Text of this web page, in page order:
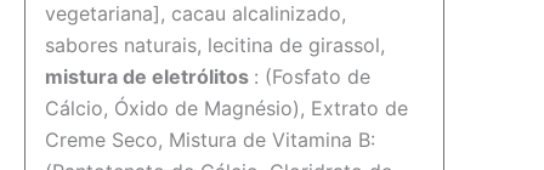
vegetariana], cacau alcalinizado,
sabores naturais, lecitina de girassol,
mistura de eletrólitos : (Fosfato de
Cálcio, Óxido de Magnésio), Extrato de
Creme Seco, Mistura de Vitamina B: